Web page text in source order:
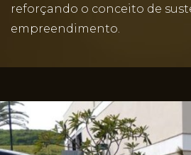
reforçando o conceito de
empreendimento.